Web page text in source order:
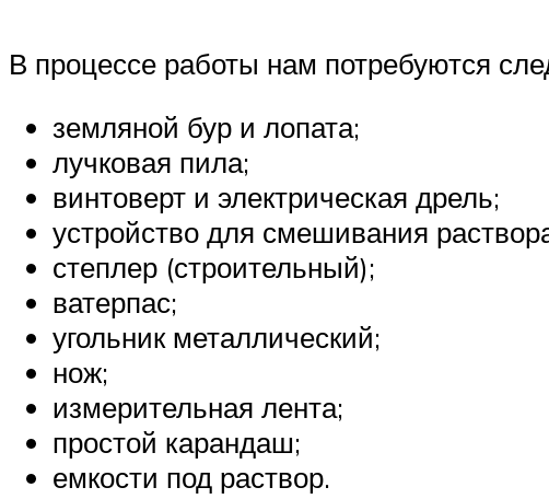
В процессе работы нам потребуются
земляной бур и лопата;
лучковая пила;
винтоверт и электрическая дрель;
устройство для смешивания
степлер (строительный);
ватерпас;
угольник металлический;
нож;
измерительная лента;
простой карандаш;
емкости под раствор.